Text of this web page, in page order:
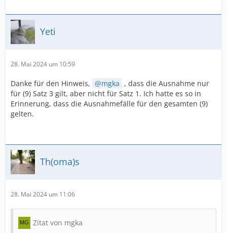
Yeti
28. Mai 2024 um 10:59
Danke für den Hinweis, mgka , dass die Ausnahme nur
für (9) Satz 3 gilt, aber nicht für Satz 1. Ich hatte es so in
Erinnerung, dass die Ausnahmefälle für den gesamten (9)
gelten.
Th(oma)s
28. Mai 2024 um 11:06
Zitat von mgka